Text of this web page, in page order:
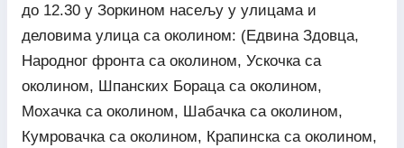
до 12.30 у Зоркином насељу у улицама и
деловима улица са околином: (Едвина Здовца,
Народног фронта са околином, Ускочка са
околином, Шпанских Бораца са околином,
Мохачка са околином, Шабачка са околином,
Кумровачка са околином, Крапинска са околином,